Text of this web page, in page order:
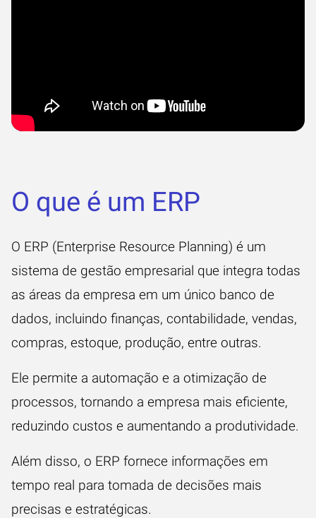
O que é um ERP
O ERP (Enterprise Resource Planning) é um
sistema de gestão empresarial que integra todas
as áreas da empresa em um único banco de
dados, incluindo finanças, contabilidade, vendas,
compras, estoque, produção, entre outras.
Ele permite a automação e a otimização de
processos, tornando a empresa mais eficiente,
reduzindo custos e aumentando a produtividade.
Além disso, o ERP fornece informações em
tempo real para tomada de decisões mais
precisas e estratégicas.